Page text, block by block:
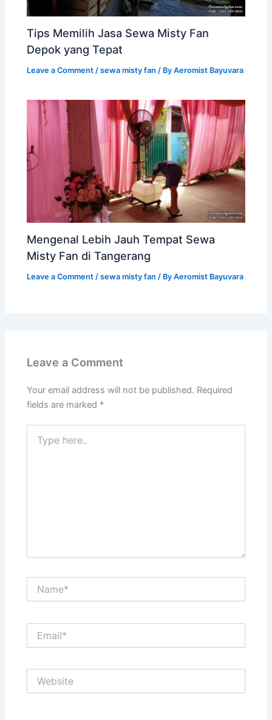
Tips Memilih Jasa Sewa Misty Fan
Depok yang Tepat
Leave a Comment /sewa misty fan / ByAeromist Bayuvara
Mengenal Lebih Jauh Tempat Sewa
Misty Fan di Tangerang
Leave a Comment /sewa misty fan / ByAeromist Bayuvara
Leave a Comment
Your email address will not be published. Required
fields are marked *
here..